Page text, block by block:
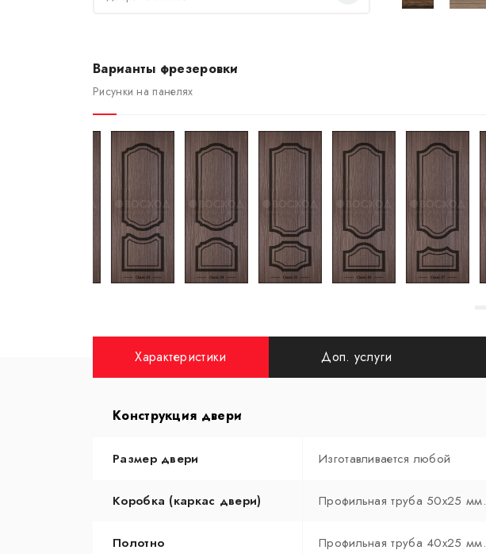
Варианты фрезеровки
Рисунки на панелях
Характеристики Доп. услуги
Конструкция двери
Размер двери Изготавливается любой
Коробка (каркас двери) Профильная труба 50х25 мм.
Полотно Профильная труба 40х25 мм.